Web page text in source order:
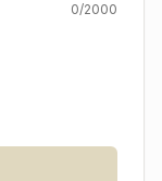
0/2000